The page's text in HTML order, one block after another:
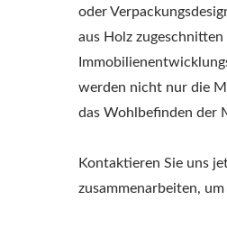
oder
aus Holz
werden nicht nur die
das Wohlbefinden der
Kontaktieren Sie uns
zusammenarbeiten,